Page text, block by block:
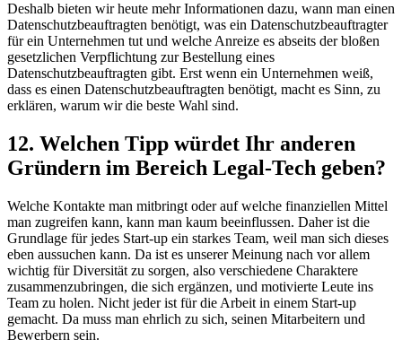
Deshalb bieten wir heute mehr Informationen dazu, wann man einen
Datenschutzbeauftragten benötigt, was ein Datenschutzbeauftragter
für ein Unternehmen tut und welche Anreize es abseits der bloßen
gesetzlichen Verpflichtung zur Bestellung eines
Datenschutzbeauftragten gibt. Erst wenn ein Unternehmen weiß,
dass es einen Datenschutzbeauftragten benötigt, macht es Sinn, zu
erklären, warum wir die beste Wahl sind.
12. Welchen Tipp würdet Ihr anderen
Gründern im Bereich Legal-Tech geben?
Welche Kontakte man mitbringt oder auf welche finanziellen Mittel
man zugreifen kann, kann man kaum beeinflussen. Daher ist die
Grundlage für jedes Start-up ein starkes Team, weil man sich dieses
eben aussuchen kann. Da ist es unserer Meinung nach vor allem
wichtig für Diversität zu sorgen, also verschiedene Charaktere
zusammenzubringen, die sich ergänzen, und motivierte Leute ins
Team zu holen. Nicht jeder ist für die Arbeit in einem Start-up
gemacht. Da muss man ehrlich zu sich, seinen Mitarbeitern und
Bewerbern sein.